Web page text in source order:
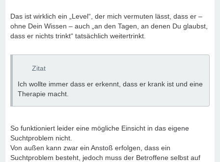
Das ist wirklich ein „Level“, der mich vermuten lässt, dass er –
ohne Dein Wissen – auch „an den Tagen, an denen Du glaubst,
dass er nichts trinkt“ tatsächlich weitertrinkt.
Zitat
Ich wollte immer dass er erkennt, dass er krank ist und eine
Therapie macht.
So funktioniert leider eine mögliche Einsicht in das eigene
Suchtproblem nicht.
Von außen kann zwar ein Anstoß erfolgen, dass ein
Suchtproblem besteht, jedoch muss der Betroffene selbst auf